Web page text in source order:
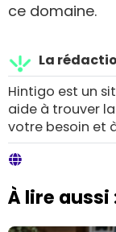
ce domaine.
La
Hintigo est un
aide à trouver
votre besoin et
À lire aussi